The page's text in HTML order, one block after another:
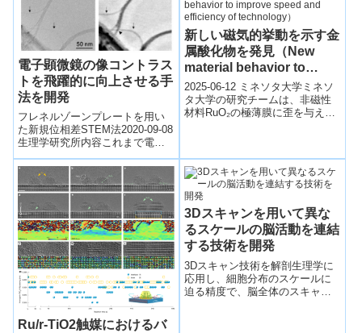
電子顕微鏡の像コントラス
トを飛躍的に向上させる手
法を開発
フレネルゾーンプレートを用い
た新規位相差STEM法2020-09-08
生理学研究所内容これまで電子
顕微鏡は、生体分子や有機材料
などの軽い原子からなる試料を
直接...
新しい磁気的挙動を示す金
属酸化物を発見（New
material behavior to
improve speed and
efficiency of
technology）
2025-06-12 ミネソタ大学ミネソ
タ大学の研究チームは、非磁性
材料RuO₂の極薄膜に歪を与える
Ru/r-TiO2触媒におけるバ
3Dスキャンを用いて異な
るスケールの脳活動を連結
する技術を開発
3Dスキャン技術を解剖生理学に
応用し、細胞分布のスケールに
迫る精度で、脳全体のスキャン